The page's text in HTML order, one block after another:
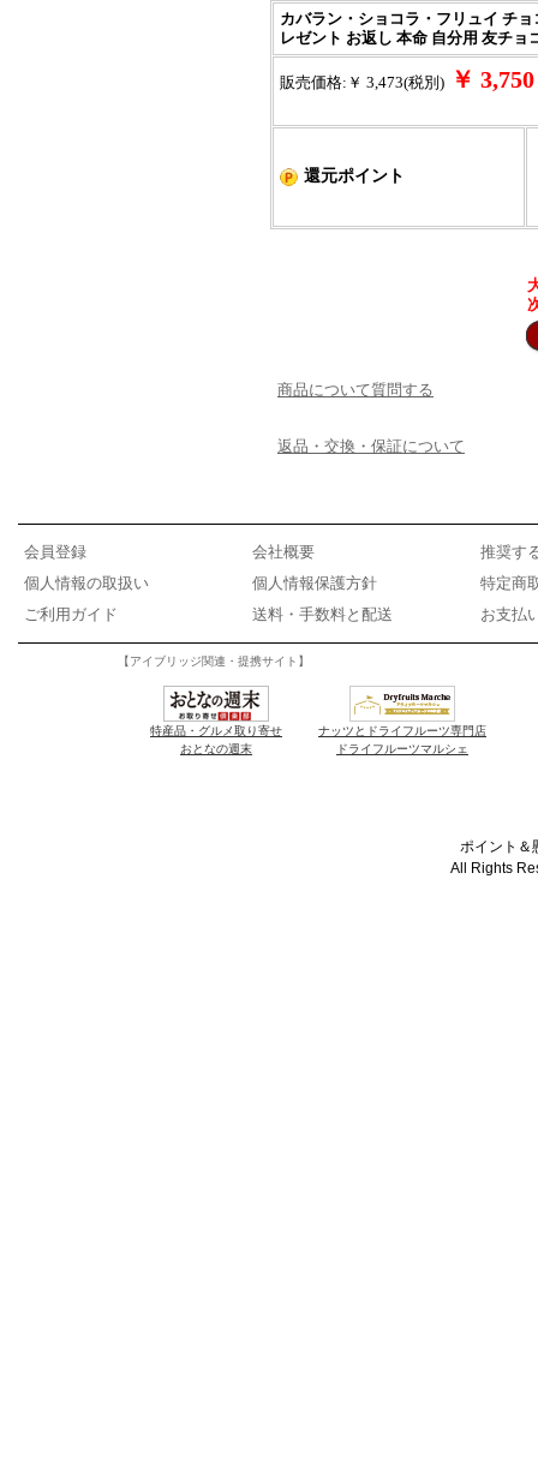
カバラン・ショコラ・フリュイ チ
レゼント お返し 本命 自分用 友チョ
販売価格:￥ 3,473(税別) ￥
還元ポイント
商品について質問する
返品・交換・保証について
会員登録 会社概要
推奨す
個人情報の取扱い
個人情報保護方針
特定商
ご利用ガイド
送料・手数料と配送 お支払
【アイブリッジ関連・提携サイト】
特産品・グルメ取り寄せ
おとなの週末
ナッツとドライフルーツ専門店
ドライフルーツマルシェ
ポイント＆
All Rights